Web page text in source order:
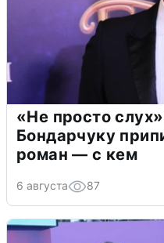
«Не просто
Бондарчуку
роман — с кем
6 августа 87